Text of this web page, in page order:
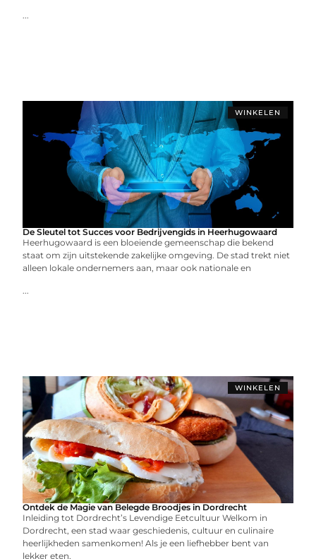
...
WINKELEN
De Sleutel tot Succes voor Bedrijvengids in Heerhugowaard
Heerhugowaard is een bloeiende gemeenschap die bekend
staat om zijn uitstekende zakelijke omgeving. De stad trekt niet
alleen lokale ondernemers aan, maar ook nationale en
...
WINKELEN
Ontdek de Magie van Belegde Broodjes in Dordrecht
Inleiding tot Dordrecht’s Levendige Eetcultuur Welkom in
Dordrecht, een stad waar geschiedenis, cultuur en culinaire
heerlijkheden samenkomen! Als je een liefhebber bent van
lekker eten,